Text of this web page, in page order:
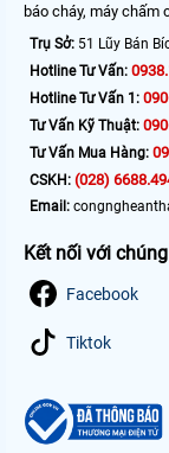
báo cháy, máy chấm
Trụ Sở: 51 Lũy Bán
Hotline Tư Vấn:
Hotline Tư Vấn 1:
Tư Vấn Kỹ Thuật:
Tư Vấn Mua Hàng:
CSKH: (028)
Email:
Kết nối với
Facebook
Tiktok